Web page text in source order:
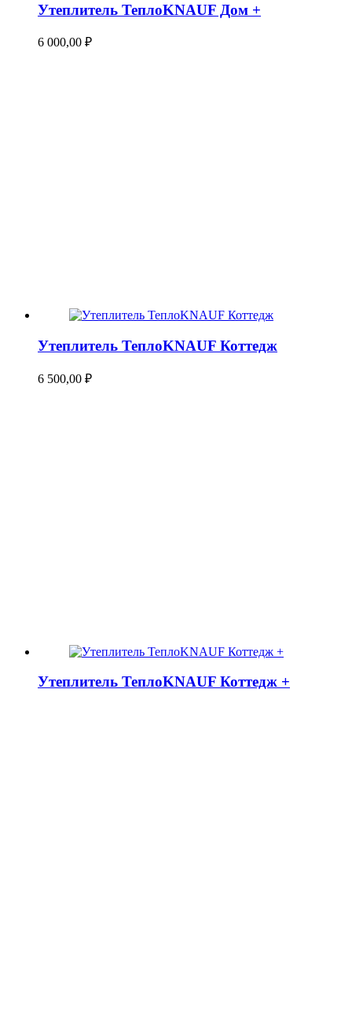
Утеплитель ТеплоKNAUF Дом +
6 000,00 ₽
Утеплитель ТеплоKNAUF Коттедж
6 500,00 ₽
Утеплитель ТеплоKNAUF Коттедж +